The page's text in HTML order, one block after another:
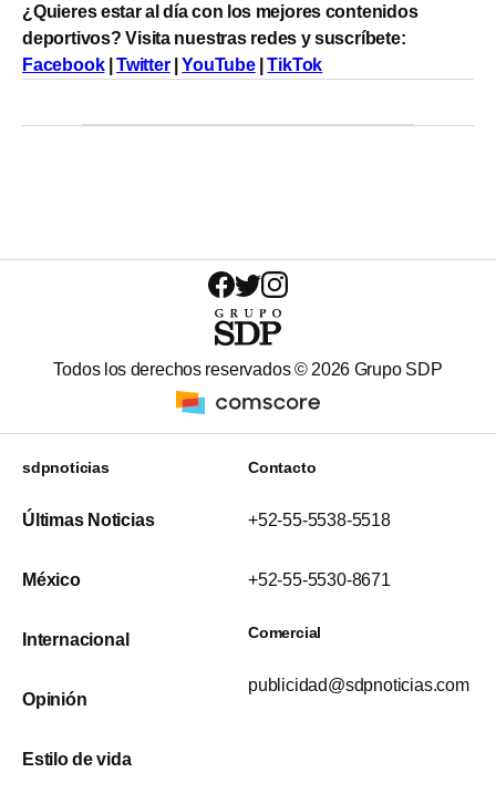
¿Quieres estar al día con los mejores contenidos
deportivos? Visita nuestras redes y suscríbete:
Facebook|Twitter|YouTube|TikTok
Todos los derechos reservados © 2026 Grupo SDP
sdpnoticias
Últimas Noticias
México
Internacional
Opinión
Estilo de vida
Contacto
+52-55-5538-5518
+52-55-5530-8671
Comercial
publicidad@sdpnoticias.com